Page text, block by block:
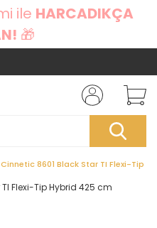
ile HARCADIKÇA
🎁
Cinnetic 8601 Black Star TI Flexi-Tip